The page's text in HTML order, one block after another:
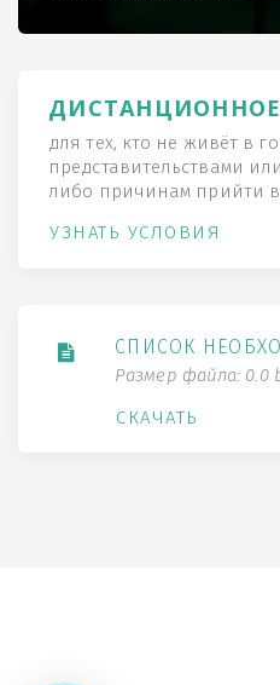
для тех, кто не живёт в
представительствами
либо причинам прийти
УЗНАТЬ УСЛОВИЯ
СПИСОК
Размер файла: 0.0
СКАЧАТЬ